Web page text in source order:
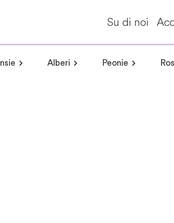
Su di noi
primaverile
Arbusti a fioritura invernale
Conifere
Hydrangea arborescensHydrangea
Alberi Plumeria Frangipane
PeoniePeonia